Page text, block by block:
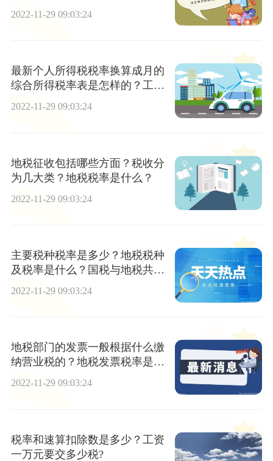
2022-11-29 09:03:24
最新个人所得税税率换算成月的
综合所得税率表是怎样的？工资
一万元要交多少税?
2022-11-29 09:03:24
地税征收包括哪些方面？税收分
为几大类？地税税率是什么？
2022-11-29 09:03:24
主要税种税率是多少？地税税种
及税率是什么？国税与地税共享
2022-11-29 09:03:24
地税部门的发票一般根据什么缴
纳营业税的？地税发票税率是多
少？什么是地方税？
2022-11-29 09:03:24
税率和速算扣除数是多少？工资
一万元要交多少税?